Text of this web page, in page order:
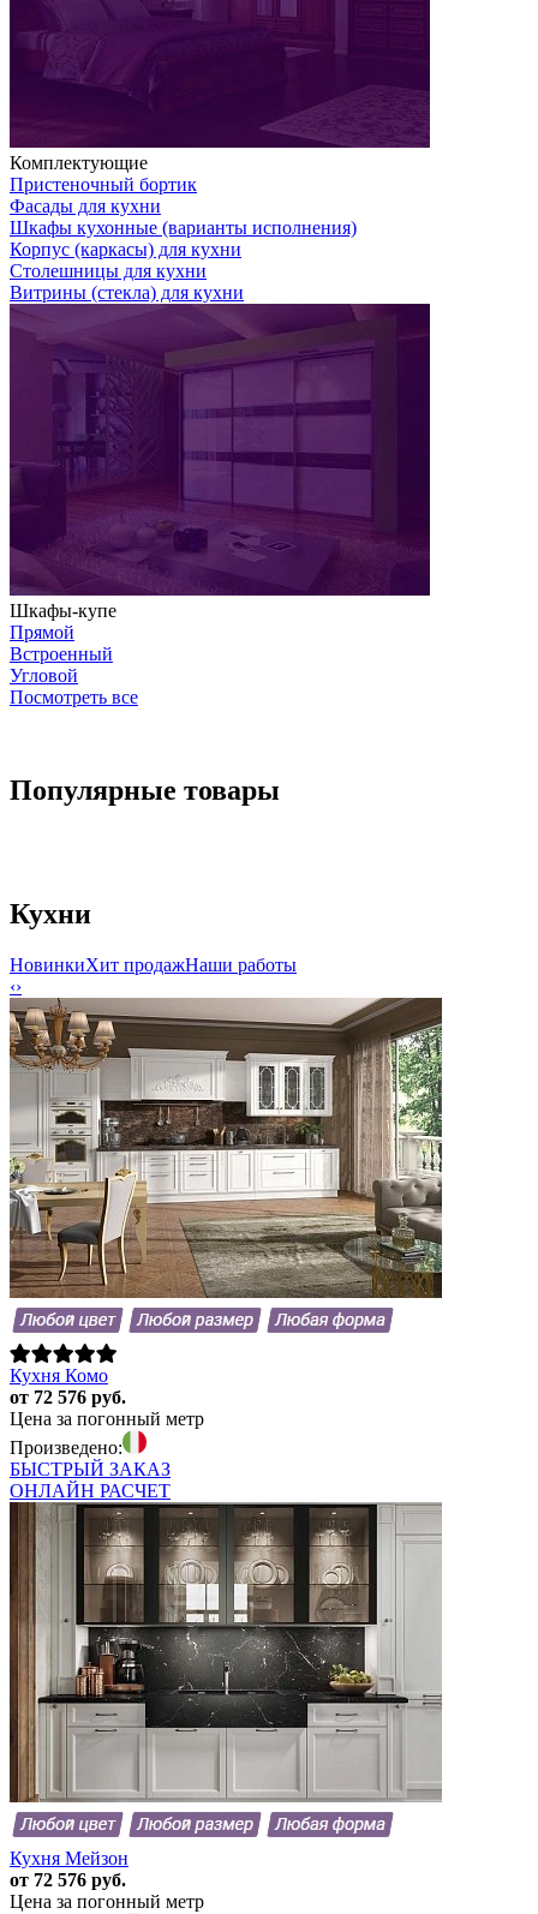
Комплектующие
Пристеночный бортик
Фасады для кухни
Шкафы кухонные (варианты исполнения)
Корпус (каркасы) для кухни
Столешницы для кухни
Витрины (стекла) для кухни
Шкафы-купе
Прямой
Встроенный
Угловой
Посмотреть все
Популярные товары
Кухни
НовинкиХит продажНаши работы
‹›
Кухня Комо
от 72 576 руб.
Цена за погонный метр
Произведено:
БЫСТРЫЙ ЗАКАЗ
ОНЛАЙН РАСЧЕТ
Кухня Мейзон
от 72 576 руб.
Цена за погонный метр